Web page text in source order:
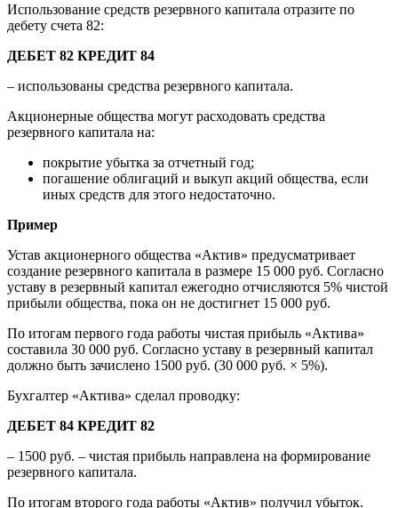
Использование средств резервного капитала отразите по
дебету счета 82:
ДЕБЕТ 82 КРЕДИТ 84
– использованы средства резервного капитала.
Акционерные общества могут расходовать средства
резервного капитала на:
покрытие убытка за отчетный год;
погашение облигаций и выкуп акций общества, если
иных средств для этого недостаточно.
Пример
Устав акционерного общества «Актив» предусматривает
создание резервного капитала в размере 15 000 руб. Согласно
уставу в резервный капитал ежегодно отчисляются 5% чистой
прибыли общества, пока он не достигнет 15 000 руб.
По итогам первого года работы чистая прибыль «Актива»
составила 30 000 руб. Согласно уставу в резервный капитал
должно быть зачислено 1500 руб. (30 000 руб. × 5%).
Бухгалтер «Актива» сделал проводку:
ДЕБЕТ 84 КРЕДИТ 82
– 1500 руб. – чистая прибыль направлена на формирование
резервного капитала.
По итогам второго года работы «Актив» получил убыток.